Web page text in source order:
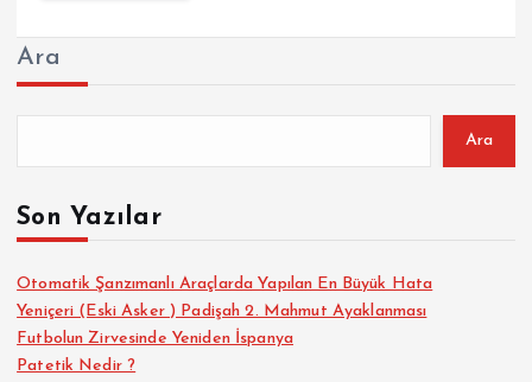
Ara
Ara
Son Yazılar
Otomatik Şanzımanlı Araçlarda Yapılan En Büyük Hata
Yeniçeri (Eski Asker ) Padişah 2. Mahmut Ayaklanması
Futbolun Zirvesinde Yeniden İspanya
Patetik Nedir ?